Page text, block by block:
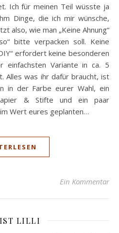
Ich für meinen Teil wüsste ja
Dinge, die ich mir wünsche,
also, wie man „Keine Ahnung“
bitte verpacken soll. Keine
erfordert keine besonderen
einfachsten Variante in ca. 5
Alles was ihr dafür braucht, ist
in der Farbe eurer Wahl, ein
& Stifte und ein paar
Wert eures geplanten…
Ein Kommentar
LILLI